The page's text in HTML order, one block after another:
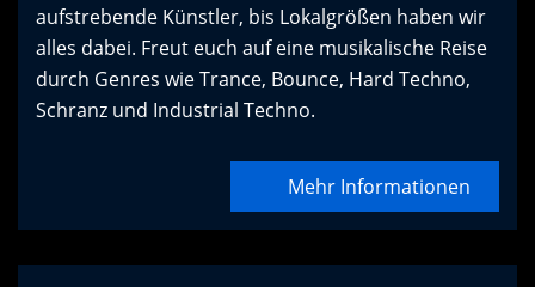
aufstrebende Künstler, bis Lokalgrößen haben wir
alles dabei. Freut euch auf eine musikalische Reise
durch Genres wie Trance, Bounce, Hard Techno,
Schranz und Industrial Techno.
Mehr Informationen